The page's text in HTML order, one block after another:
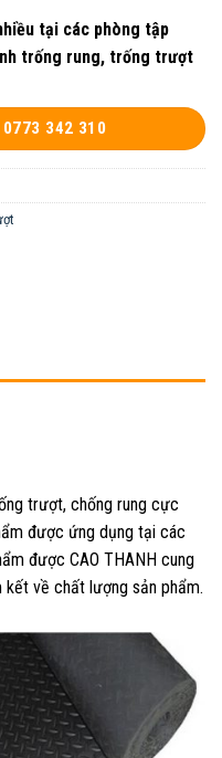
tại các phòng tập
trống rung, trống trượt
342 310
trượt, chống rung cực
được ứng dụng tại các
được CAO THANH cung
kết về chất lượng sản phẩm.